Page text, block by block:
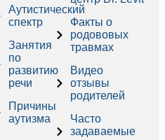
Аутистический
спектр
Занятия
по
развитию
речи
Причины
аутизма
Факты о
родововых
травмах
Видео
отзывы
родителей
Часто
задаваемые